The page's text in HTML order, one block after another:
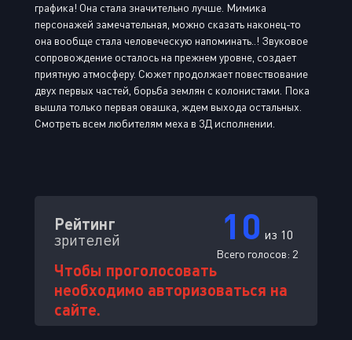
графика! Она стала значительно лучше. Мимика
персонажей замечательная, можно сказать наконец-то
она вообще стала человеческую напоминать..! Звуковое
сопровождение осталось на прежнем уровне, создает
приятную атмосферу. Сюжет продолжает повествование
двух первых частей, борьба землян с колонистами. Пока
вышла только первая овашка, ждем выхода остальных.
Смотреть всем любителям меха в 3Д исполнении.
Рейтинг
зрителей 10 из 10
Всего голосов: 2
Чтобы проголосовать
необходимо авторизоваться на
сайте.